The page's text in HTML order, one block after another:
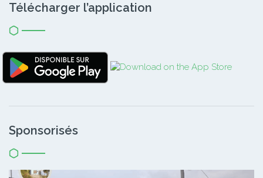
Télécharger l’application
Sponsorisés